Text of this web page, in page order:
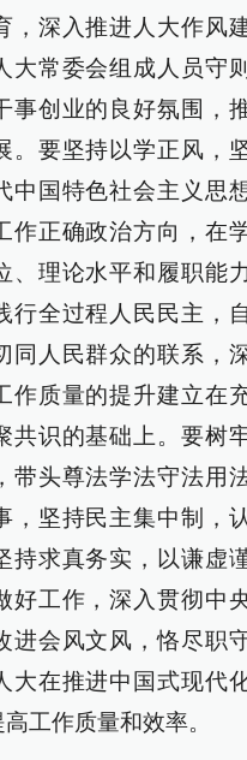
，深入推进人大作风
大常委会组成人员守
事创业的良好氛围，
。要坚持以学正风，
中国特色社会主义思
作正确政治方向，在
、理论水平和履职能
行全过程人民民主，
同人民群众的联系，
作质量的提升建立在
共识的基础上。要树
带头尊法学法守法用
，坚持民主集中制，
持求真务实，以谦虚
好工作，深入贯彻中
进会风文风，恪尽职
大在推进中国式现代
工作质量和效率。